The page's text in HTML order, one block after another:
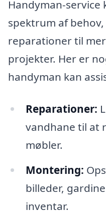
Handyman-
spektrum af
reparationer til
projekter. Her er
handyman kan
Reparationer:
vandhane til at
møbler.
Montering:
billeder,
inventar.